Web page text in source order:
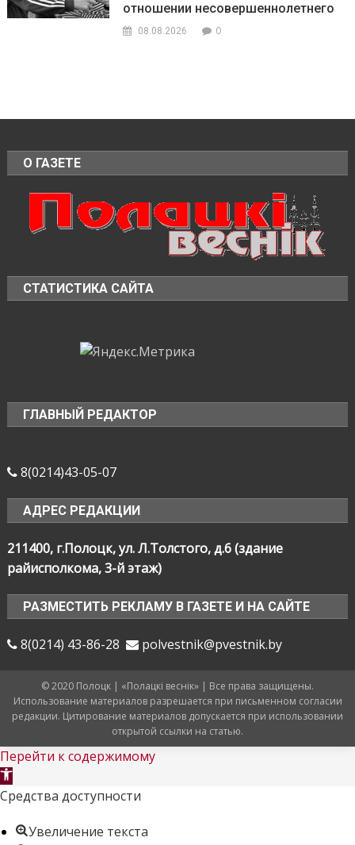
отношении несовершеннолетнего
08.08.2026 0
О ГАЗЕТЕ
СТАТИСТИКА САЙТА
ГЛАВНЫЙ РЕДАКТОР
8(0214)43-05-07
АДРЕС РЕДАКЦИИ
211400, г.Полоцк, ул. Л.Толстого, д.6 (здание
райисполкома, 3-й этаж)
РАЗМЕСТИТЬ РЕКЛАМУ В ГАЗЕТЕ И НА САЙТЕ
8(0214) 43-86-28 polvestnik@pvestnik.by
© 2020 Полоцк | «Полацкі веснік» | Все права защищены.
Использование материалов разрешается при письменном согласии
редакции. Цитирование материалов допускается при использовании
открытой ссылки на статью.
Перейти к содержимому
Открыть
панель
Средства доступности
Увеличение текста